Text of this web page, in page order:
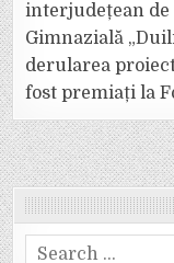
interjudețean de
Gimnazială
derularea
fost premiați la
Search